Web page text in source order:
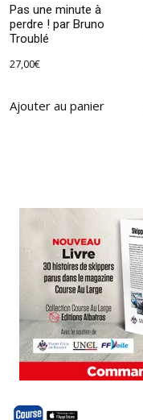
Pas une minute à
perdre ! par Bruno
Troublé
27,00€
Ajouter au panier